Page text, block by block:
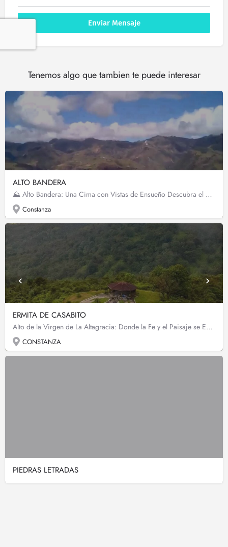
Enviar Mensaje
Tenemos algo que tambien te puede interesar
ALTO BANDERA
⛰️ Alto Bandera: Una Cima con Vistas de Ensueño Descubra el Alto Bandera, la cuarta elevación más alta de la…
Constanza
ERMITA DE CASABITO
Alto de la Virgen de La Altagracia: Donde la Fe y el Paisaje se Encuentran en el Cielo de Casabito En la…
CONSTANZA
PIEDRAS LETRADAS